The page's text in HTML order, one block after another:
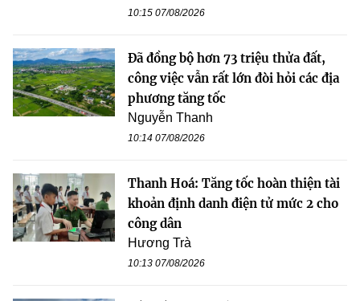
10:15 07/08/2026
Đã đồng bộ hơn 73 triệu thửa đất,
công việc vẫn rất lớn đòi hỏi các địa
phương tăng tốc
Nguyễn Thanh
10:14 07/08/2026
Thanh Hoá: Tăng tốc hoàn thiện tài
khoản định danh điện tử mức 2 cho
công dân
Hương Trà
10:13 07/08/2026